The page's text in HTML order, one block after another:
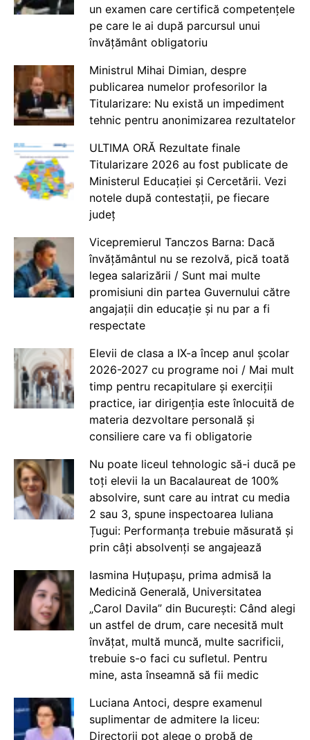
un examen care certifică competențele
pe care le ai după parcursul unui
învățământ obligatoriu
Ministrul Mihai Dimian, despre
publicarea numelor profesorilor la
Titularizare: Nu există un impediment
tehnic pentru anonimizarea rezultatelor
ULTIMA ORĂ Rezultate finale
Titularizare 2026 au fost publicate de
Ministerul Educației și Cercetării. Vezi
notele după contestații, pe fiecare
județ
Vicepremierul Tanczos Barna: Dacă
învățământul nu se rezolvă, pică toată
legea salarizării / Sunt mai multe
promisiuni din partea Guvernului către
angajații din educație și nu par a fi
respectate
Elevii de clasa a IX-a încep anul școlar
2026-2027 cu programe noi / Mai mult
timp pentru recapitulare și exerciții
practice, iar dirigenția este înlocuită de
materia dezvoltare personală și
consiliere care va fi obligatorie
Nu poate liceul tehnologic să-i ducă pe
toți elevii la un Bacalaureat de 100%
absolvire, sunt care au intrat cu media
2 sau 3, spune inspectoarea Iuliana
Țugui: Performanța trebuie măsurată și
prin câți absolvenți se angajează
Iasmina Huțupașu, prima admisă la
Medicină Generală, Universitatea
„Carol Davila” din București: Când alegi
un astfel de drum, care necesită mult
învățat, multă muncă, multe sacrificii,
trebuie s-o faci cu sufletul. Pentru
mine, asta înseamnă să fii medic
Luciana Antoci, despre examenul
suplimentar de admitere la liceu:
Directorii pot alege o probă de